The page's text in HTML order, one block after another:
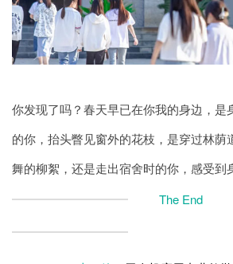
你发现了吗？春天早已在你我的身边，是
的你，抬头瞥见窗外的花枝，是穿过林荫
舞的柳絮，还是走出宿舍时的你，感受到
The End